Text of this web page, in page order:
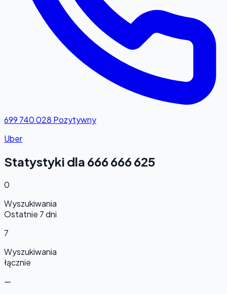
699 740 028 Pozytywny
Uber
Statystyki dla 666 666 625
0
Wyszukiwania
Ostatnie 7 dni
7
Wyszukiwania
łącznie
—